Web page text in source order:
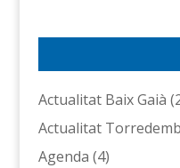
Actualitat Baix Gaià
Actualitat
Agenda (4)